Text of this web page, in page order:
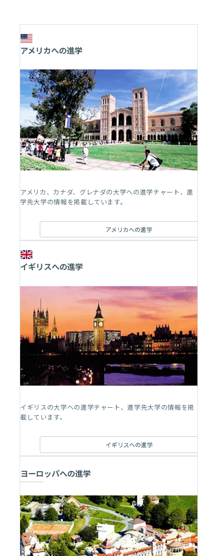
アメリカへの進学
アメリカ、カナダ、グレナダの大学への進学チャート、進
学先大学の情報を掲載しています。
アメリカへの進学
イギリスへの進学
イギリスの大学への進学チャート、進学先大学の情報を掲
載しています。
イギリスへの進学
ヨーロッパへの進学